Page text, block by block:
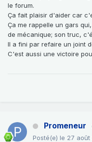
le forum.
Ça fait plaisir d'aider car
Ça me rappelle un gars
de mécanique; son truc,
Il a fini par refaire un joint
C'est aussi une victoire
Promeneur
Posté(e) le 27 août